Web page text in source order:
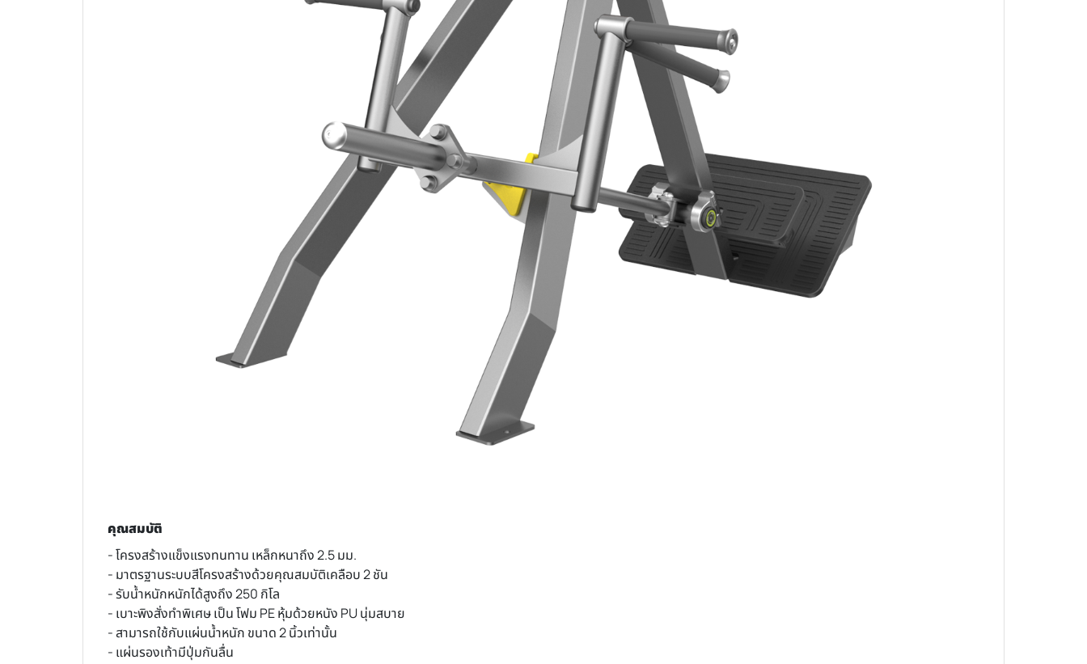
คุณสมบัติ
- โครงสร้างแข็งแรงทนทาน เหล็กหนาถึง 2.5 มม.
- มาตรฐานระบบสีโครงสร้างด้วยคุณสมบัติเคลือบ 2 ชัน
- รับน้ำหนักหนักได้สูงถึง 250 กิโล
- เบาะพิงสั่งทำพิเศษ เป็น โฟม PE หุ้มด้วยหนัง PU นุ่มสบาย
- สามารถใช้กับแผ่นน้ำหนัก ขนาด 2 นิ้วเท่านั้น
- แผ่นรองเท้ามีปุ่มกันลื่น